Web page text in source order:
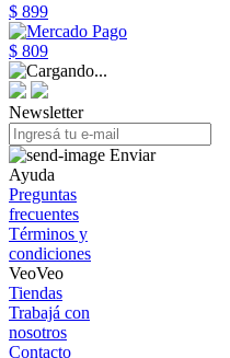
$ 899
$ 809
Newsletter
Enviar
Ayuda
Preguntas
frecuentes
Términos y
condiciones
VeoVeo
Tiendas
Trabajá con
nosotros
Contacto